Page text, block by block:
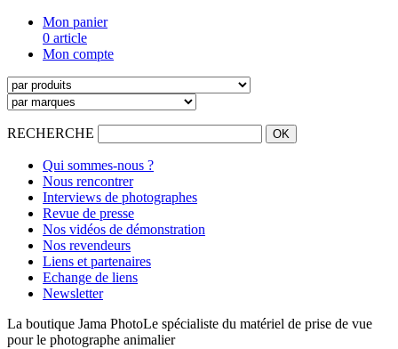
Mon panier
0 article
Mon compte
RECHERCHE
Qui sommes-nous ?
Nous rencontrer
Interviews de photographes
Revue de presse
Nos vidéos de démonstration
Nos revendeurs
Liens et partenaires
Echange de liens
Newsletter
La boutique Jama PhotoLe spécialiste du matériel de prise de vue
pour le photographe animalier